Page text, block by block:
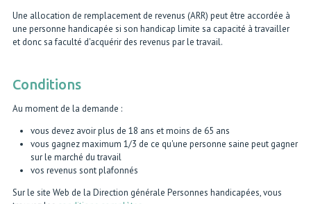
Une allocation de remplacement de revenus (ARR) peut être accordée à
une personne handicapée si son handicap limite sa capacité à travailler
et donc sa faculté d'acquérir des revenus par le travail.
Conditions
Au moment de la demande :
vous devez avoir plus de 18 ans et moins de 65 ans
vous gagnez maximum 1/3 de ce qu'une personne saine peut gagner
sur le marché du travail
vos revenus sont plafonnés
Sur le site Web de la Direction générale Personnes handicapées, vous